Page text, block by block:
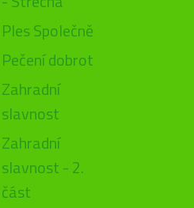
Ples Společně
Pečení dobrot
Zahradní
slavnost
Zahradní
slavnost - 2.
část